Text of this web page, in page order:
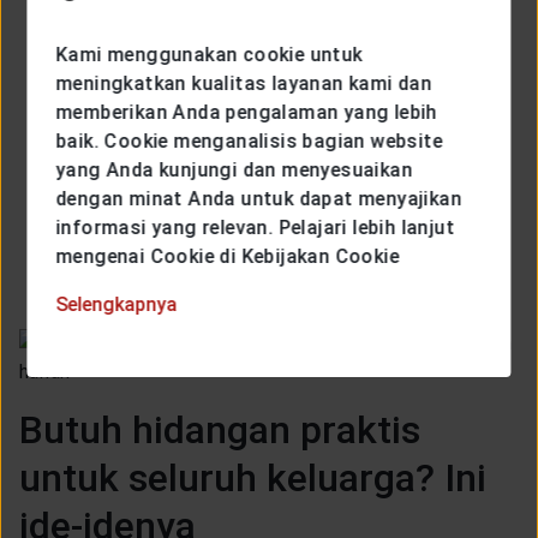
komplit. Ternyata, cabe mengandung banyak
vitamin – mulai dari Vitamin A, Vitamin B1 hingga
Vitamin C – bahkan, cabe mengandung Vitamin C
jauh lebih banyak dari jeruk.
Alpukat: beberapa vitamin dan mineral esensial
bagi tubuh yang paling banyak dikandung dalam
buah alpukat adalah Vitamin C, Vitamin K, asam
folat, kalium, zat besi, Vitamin E dan Vitamin B6.
Butuh hidangan praktis
untuk seluruh keluarga? Ini
ide-idenya
Kami menggunakan cookie untuk
meningkatkan kualitas layanan kami dan
memberikan Anda pengalaman yang lebih
baik. Cookie menganalisis bagian website
yang Anda kunjungi dan menyesuaikan
dengan minat Anda untuk dapat menyajikan
informasi yang relevan. Pelajari lebih lanjut
mengenai Cookie di Kebijakan Cookie
Selengkapnya